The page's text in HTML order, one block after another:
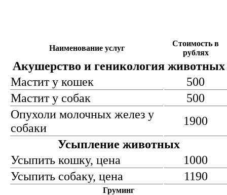
Наименование услуг
Стоимость в
рублях
Акушерство и геникология животных
Мастит у кошек
500
Мастит у собак
500
Опухоли молочных желез у
собаки
1900
Усыпление животных
Усыпить кошку, цена
1000
Усыпить собаку, цена
1190
Груминг